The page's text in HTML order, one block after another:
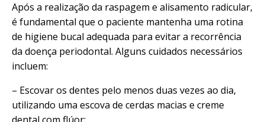
Após a realização da raspagem e alisamento radicular,
é fundamental que o paciente mantenha uma rotina
de higiene bucal adequada para evitar a recorrência
da doença periodontal. Alguns cuidados necessários
incluem:
– Escovar os dentes pelo menos duas vezes ao dia,
utilizando uma escova de cerdas macias e creme